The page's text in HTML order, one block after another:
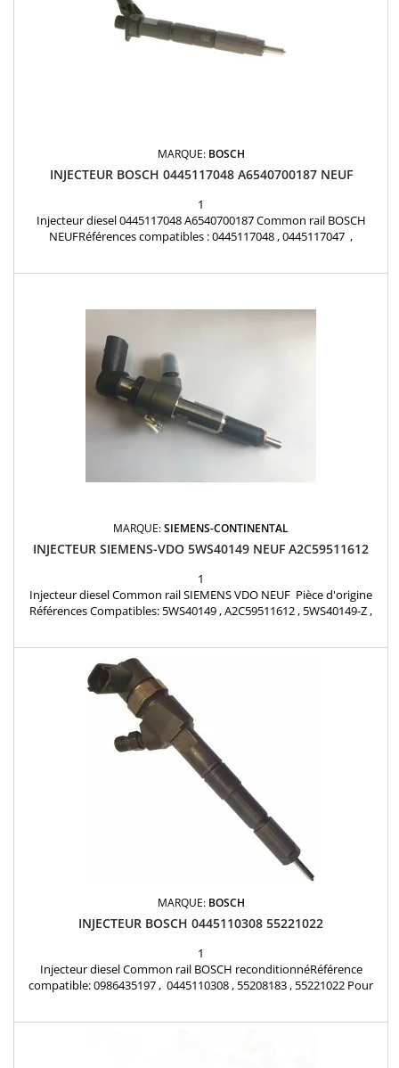
MARQUE: BOSCH
INJECTEUR BOSCH 0445117048 A6540700187 NEUF
1
Injecteur diesel 0445117048 A6540700187 Common rail BOSCH
NEUFRéférences compatibles : 0445117048 , 0445117047 ,
MARQUE:SIEMENS-CONTINENTAL
INJECTEUR SIEMENS-VDO 5WS40149 NEUF A2C59511612
1
Injecteur diesel Common rail SIEMENS VDO NEUF Pièce d'origine
Références Compatibles: 5WS40149 , A2C59511612 , 5WS40149-Z ,
9F593-BD , 2S6Q9F593BD , 2S6Q-9F593-BC , 2S6Q9F593BC , 1836816
Pour motorisation PSA 1.4HDi , Ford...
MARQUE: BOSCH
INJECTEUR BOSCH 0445110308 55221022
1
Injecteur diesel Common rail BOSCH reconditionnéRéférence
compatible: 0986435197 , 0445110308 , 55208183 , 55221022 Pour